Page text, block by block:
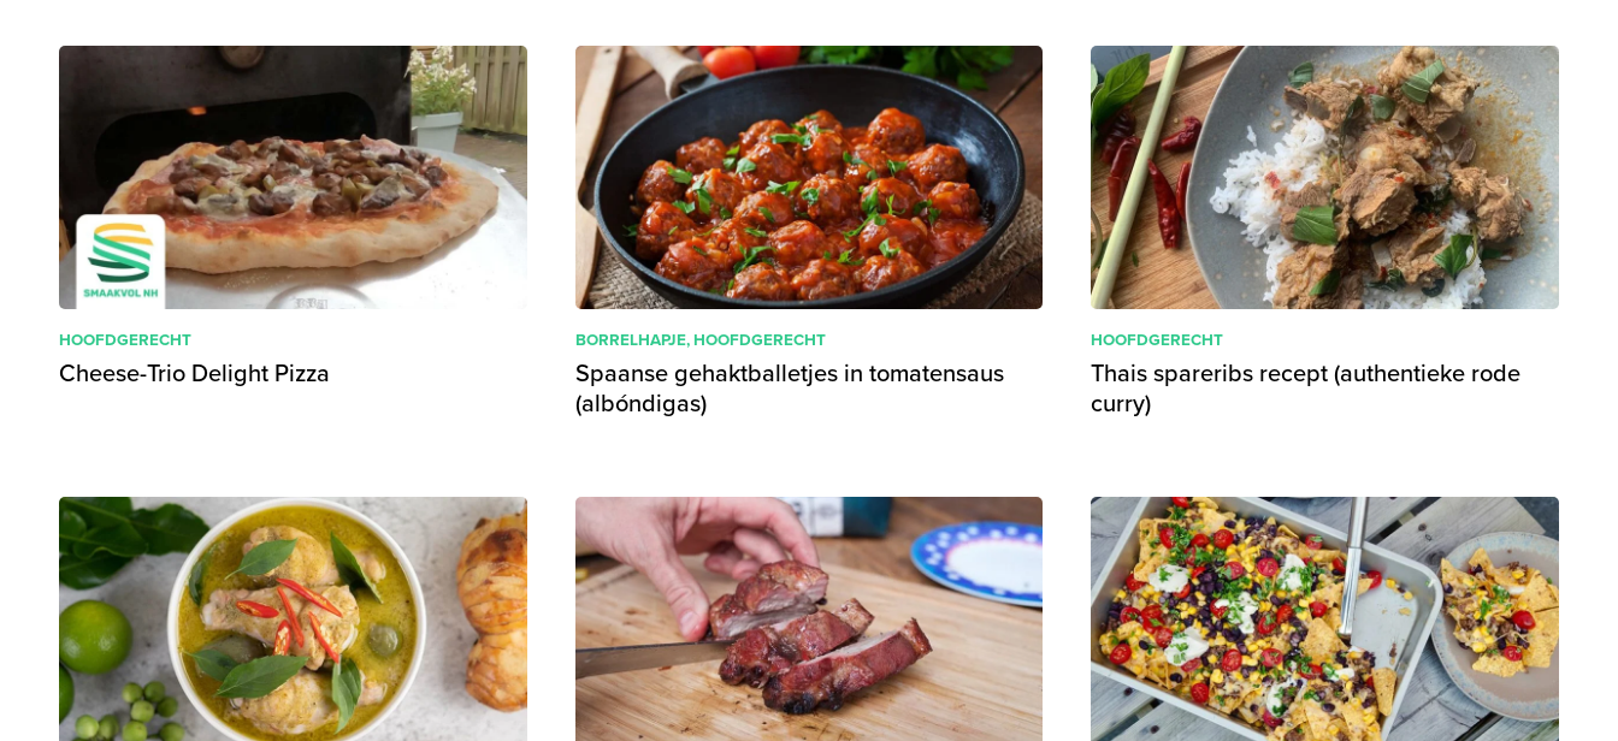
HOOFDGERECHT
Cheese-Trio Delight Pizza
BORRELHAPJE,HOOFDGERECHT
Spaanse gehaktballetjes in tomatensaus
(albóndigas)
HOOFDGERECHT
Thais spareribs recept (authentieke rode
curry)